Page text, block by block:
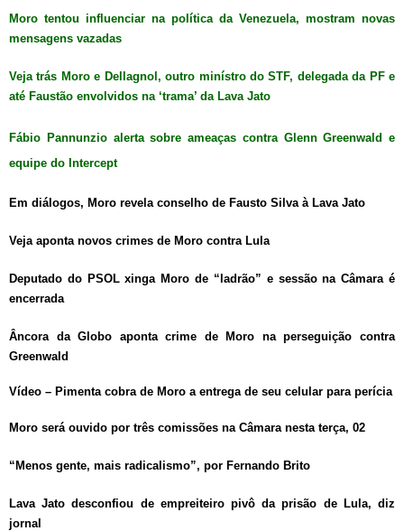
Moro tentou influenciar na política da Venezuela, mostram novas
mensagens vazadas
Veja trás Moro e Dellagnol, outro minístro do STF, delegada da PF e
até Faustão envolvidos na ‘trama’ da Lava Jato
Fábio Pannunzio alerta sobre ameaças contra Glenn Greenwald e
equipe do Intercept
Em diálogos, Moro revela conselho de Fausto Silva à Lava Jato
Veja aponta novos crimes de Moro contra Lula
Deputado do PSOL xinga Moro de “ladrão” e sessão na Câmara é
encerrada
Âncora da Globo aponta crime de Moro na perseguição contra
Greenwald
Vídeo – Pimenta cobra de Moro a entrega de seu celular para perícia
Moro será ouvido por três comissões na Câmara nesta terça, 02
“Menos gente, mais radicalismo”, por Fernando Brito
Lava Jato desconfiou de empreiteiro pivô da prisão de Lula, diz
jornal